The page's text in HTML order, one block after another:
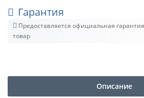
Гарантия
Предоставляется официальная
товар
Описание